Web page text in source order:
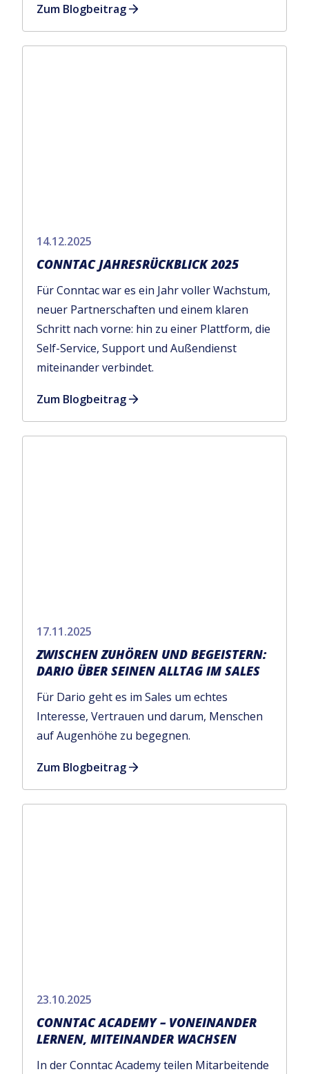
Zum Blogbeitrag
14.12.2025
CONNTAC JAHRESRÜCKBLICK 2025
Für Conntac war es ein Jahr voller Wachstum,
neuer Partnerschaften und einem klaren
Schritt nach vorne: hin zu einer Plattform, die
Self-Service, Support und Außendienst
miteinander verbindet.
Zum Blogbeitrag
17.11.2025
ZWISCHEN ZUHÖREN UND BEGEISTERN:
DARIO ÜBER SEINEN ALLTAG IM SALES
Für Dario geht es im Sales um echtes
Interesse, Vertrauen und darum, Menschen
auf Augenhöhe zu begegnen.
Zum Blogbeitrag
23.10.2025
CONNTAC ACADEMY – VONEINANDER
LERNEN, MITEINANDER WACHSEN
In der Conntac Academy teilen Mitarbeitende